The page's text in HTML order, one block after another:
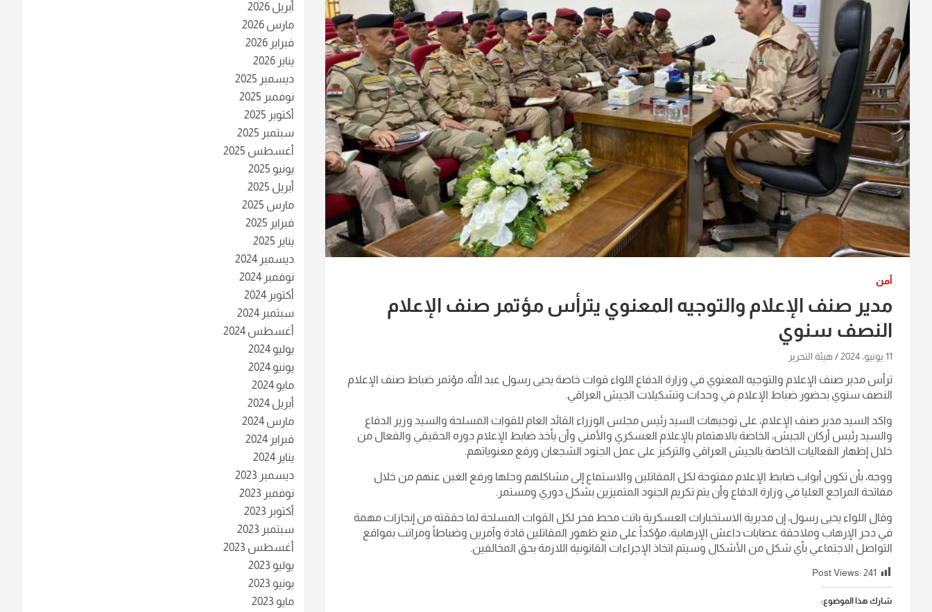
أمن
مدير صنف الإعلام والتوجيه المعنوي يترأس مؤتمر صنف الإعلام
النصف سنوي
11 يونيو، 2024 هيئة التحرير
‏ترأس مدير صنف الإعلام والتوجيه المعنوي في وزارة الدفاع اللواء قوات خاصة يحيى رسول عبد الله، مؤتمر ضباط صنف الإعلام
النصف سنوي بحضور ضباط الإعلام في وحدات وتشكيلات الجيش العراقي.
‏واكد السيد مدير صنف الإعلام، على توجيهات السيد رئيس مجلس الوزراء القائد العام للقوات المسلحة والسيد وزير الدفاع
والسيد رئيس أركان الجيش، الخاصة بالاهتمام بالإعلام العسكري والأمني وأن يأخذ ضابط الإعلام دوره الحقيقي والفعال من
خلال إظهار الفعاليات الخاصة بالجيش العراقي والتركيز على عمل الجنود الشجعان ورفع معنوياتهم.
ووجه، بأن تكون أبواب ضابط الإعلام مفتوحة لكل المقاتلين والاستماع إلى مشاكلهم وحلها ورفع الغبن عنهم من خلال
مفاتحة المراجع العليا في وزارة الدفاع وأن يتم تكريم الجنود المتميزين بشكل دوري ومستمر.
وقال اللواء يحيى رسول، إن مديرية الاستخبارات العسكرية باتت محط فخر لكل القوات المسلحة لما حققته من إنجازات مهمة
في دحر الإرهاب وملاحقة عصابات داعش الإرهابية، مؤكداً على منع ظهور المقاتلين قادة وآمرين وضباطاً ومراتب بمواقع
التواصل الاجتماعي بأي شكل من الأشكال وسيتم اتخاذ الإجراءات القانونية اللازمة بحق المخالفين.
Post Views: 241
شارك هذا الموضوع:
أبريل 2026
مارس 2026
فبراير 2026
يناير 2026
ديسمبر 2025
نوفمبر 2025
أكتوبر 2025
سبتمبر 2025
أغسطس 2025
يونيو 2025
أبريل 2025
مارس 2025
فبراير 2025
يناير 2025
ديسمبر 2024
نوفمبر 2024
أكتوبر 2024
سبتمبر 2024
أغسطس 2024
يوليو 2024
يونيو 2024
مايو 2024
أبريل 2024
مارس 2024
فبراير 2024
يناير 2024
ديسمبر 2023
نوفمبر 2023
أكتوبر 2023
سبتمبر 2023
أغسطس 2023
يوليو 2023
يونيو 2023
مايو 2023